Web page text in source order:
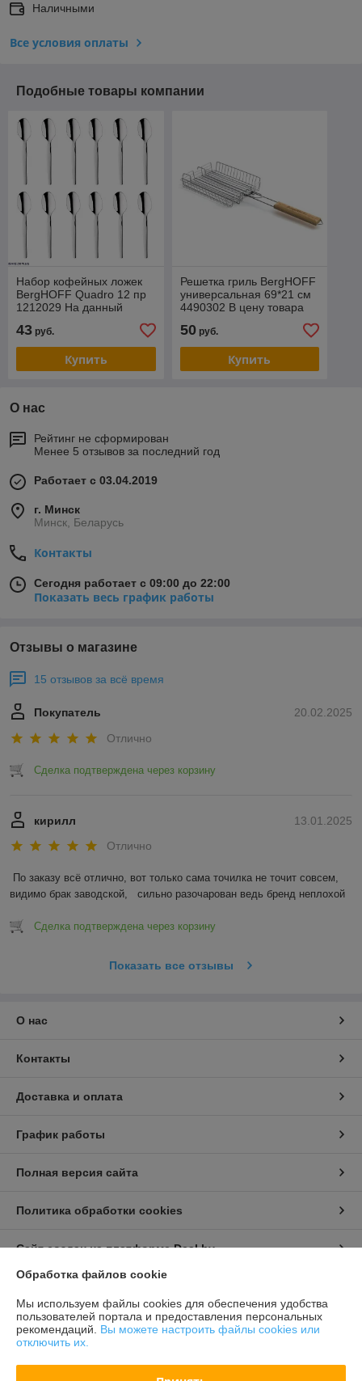
Наличными
Все условия оплаты
Подобные товары компании
Набор кофейных ложек
BergHOFF Quadro 12 пр
1212029 На данный
товар возможна скидка .
Звоните !
43 руб.
Купить
Решетка гриль BergHOFF
универсальная 69*21 см
4490302 В цену товара
Минску
50руб.
Купить
О нас
Рейтинг не сформирован
Менее 5 отзывов за последний год
Работает с 03.04.2019
г. Минск
Минск, Беларусь
Контакты
Сегодня работает с 09:00 до 22:00
Показать весь график работы
Отзывы о магазине
15 отзывов за всё время
20.02.2025
Покупатель
Отлично
Сделка подтверждена через корзину
13.01.2025
кирилл
Отлично
По заказу всё отлично, вот только сама точилка не точит совсем,
видимо брак заводской,   сильно разочарован ведь бренд неплохой
Сделка подтверждена через корзину
Показать все отзывы
О нас
Контакты
Доставка и оплата
График работы
Полная версия сайта
Политика обработки cookies
Сайт создан на платформе Deal.by
Информация для покупателя
Индивидуальный предприниматель:Бондарович Андрей Иванович
г. Минск, ул. Первомайская, д. 24 к.3, кв. 15
Регистрационный номер ЕГР: 191658429
Обработка файлов cookie
Мы используем файлы cookies для обеспечения удобства
пользователей портала и предоставления персональных
рекомендаций. Вы можете настроить файлы cookies или
отключить их.